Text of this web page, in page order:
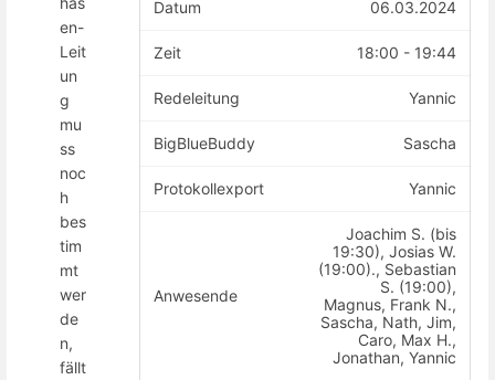
Datum 06.03.2024
Zeit 18:00 - 19:44
Redeleitung Yannic
BigBlueBuddy Sascha
Protokollexport Yannic
Anwesende
Joachim S. (bis
19:30), Josias W.
(19:00)., Sebastian
S. (19:00),
Magnus, Frank N.,
Sascha, Nath, Jim,
Caro, Max H.,
Jonathan, Yannic
en-
Leit
un
g
mu
ss
noc
h
bes
tim
mt
wer
de
n,
fällt